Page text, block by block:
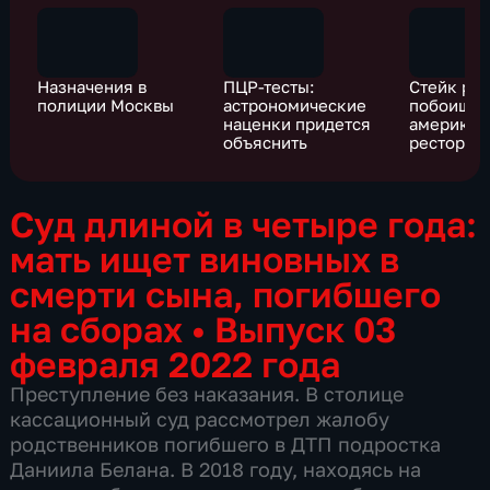
Назначения в
полиции Москвы
ПЦР-тесты:
астрономические
наценки придется
объяснить
Стейк
побоище
Суд длиной в четыре года:
мать ищет виновных в
смерти сына, погибшего
на сборах • Выпуск 03
февраля 2022 года
Преступление без наказания. В столице
кассационный суд рассмотрел жалобу
родственников погибшего в ДТП подростка
Даниила Белана. В 2018 году, находясь на